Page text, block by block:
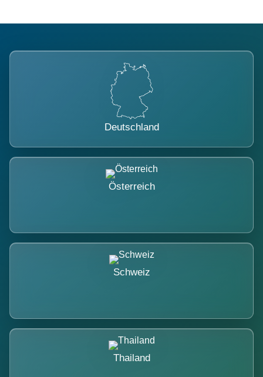
Deutschland
Österreich
Schweiz
Thailand